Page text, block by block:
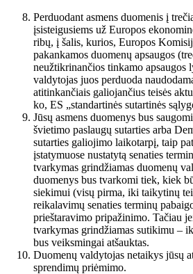
Perduodant asmens duomenis į
įsisteigusiems už Europos
ribų, į šalis, kurios, Europos
pakankamos duomenų apsaugos
neužtikrinančios tinkamo apsaugos
valdytojas juos perduoda
atitinkančiais galiojančius teisės
ko, ES „standartinės sutartinės
Jūsų asmens duomenys bus
švietimo paslaugų sutarties arba
sutarties galiojimo laikotarpį, taip
įstatymuose nustatytą senaties
tvarkymas grindžiamas duomenų
duomenys bus tvarkomi tiek, kiek
siekimui (visų pirma, iki taikytinų
reikalavimų senaties terminų
prieštaravimo pripažinimo. Tačiau
tvarkymas grindžiamas sutikimu –
bus veiksmingai atšauktas.
Duomenų valdytojas netaikys jūsų
sprendimų priėmimo.